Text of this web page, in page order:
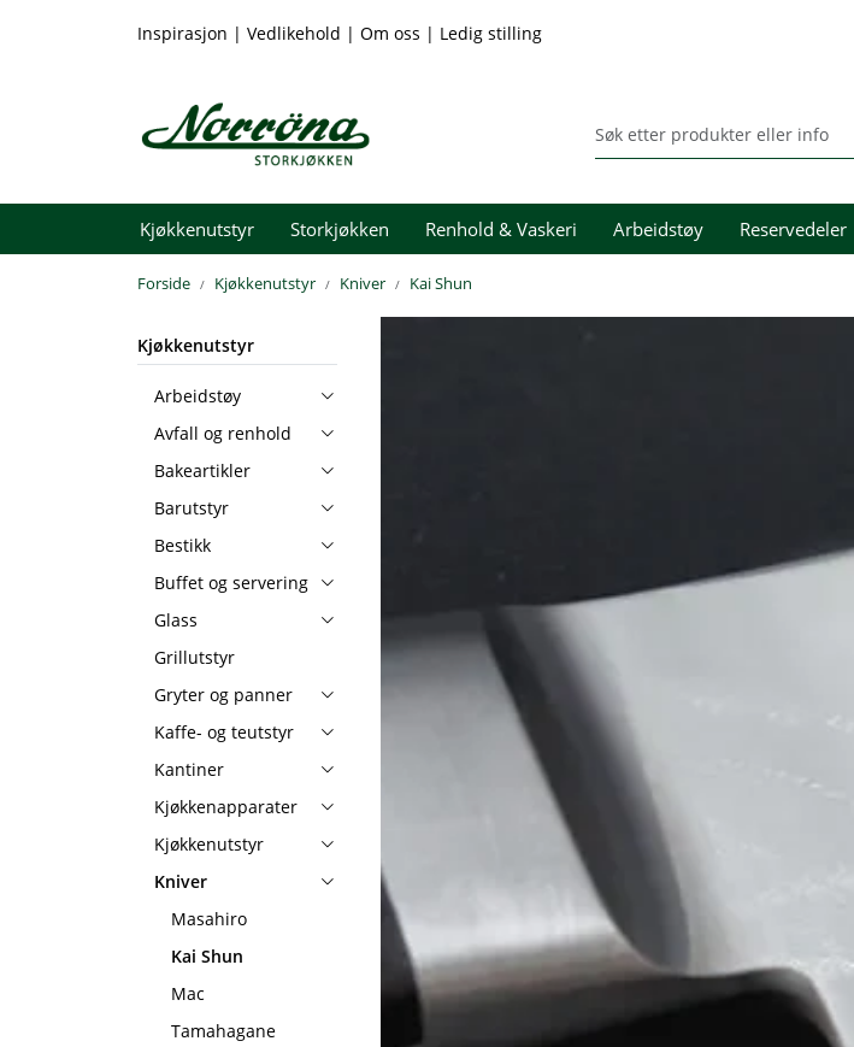
Inspirasjon | Vedlikehold | Om oss | Ledig stilling
Kjøkkenutstyr Storkjøkken Renhold & Vaskeri Arbeidstøy Reservedeler
Forside Kjøkkenutstyr Kniver Kai Shun
Kjøkkenutstyr
Arbeidstøy
Avfall og renhold
Bakeartikler
Barutstyr
Bestikk
Buffet og servering
Glass
Grillutstyr
Gryter og panner
Kaffe- og teutstyr
Kantiner
Kjøkkenapparater
Kjøkkenutstyr
Kniver
Masahiro
Kai Shun
Mac
Tamahagane